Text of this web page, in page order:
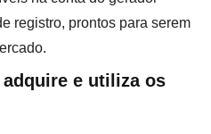
registro, prontos para serem
e utiliza os